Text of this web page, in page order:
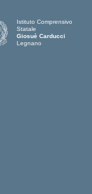
Istituto Comprensivo
Statale
Giosuè Carducci
Legnano